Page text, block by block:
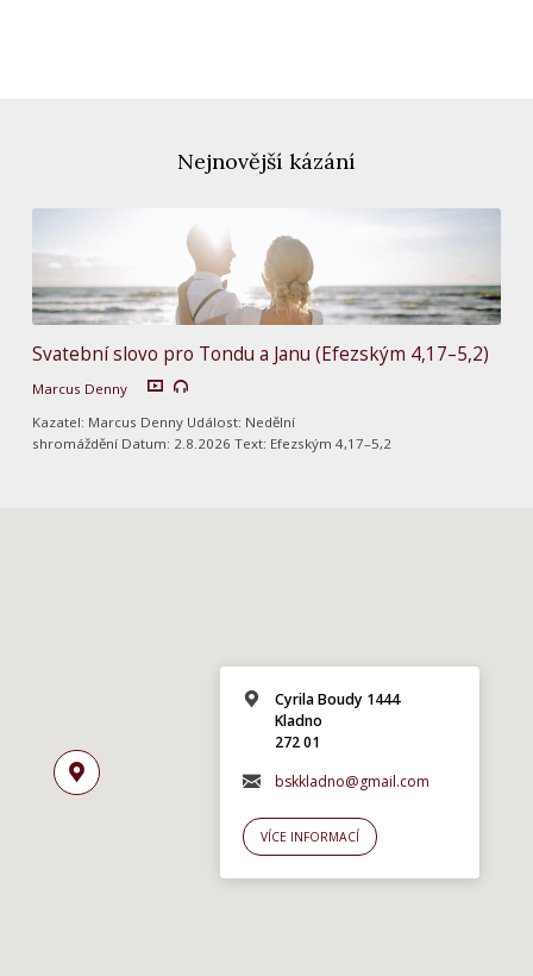
Nejnovější kázání
Svatební slovo pro Tondu a Janu (Efezským 4,17–5,2)
Marcus Denny
Kazatel: Marcus Denny Událost: Nedělní
shromáždění Datum: 2.8.2026 Text: Efezským 4,17–5,2
Cyrila Boudy 1444
Kladno
272 01
bskkladno@gmail.com
VÍCE INFORMACÍ